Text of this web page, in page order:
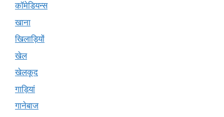
कॉमेडियन्स
खाना
खिलाड़ियों
खेल
खेलकूद
गाड़ियां
गानेबाज